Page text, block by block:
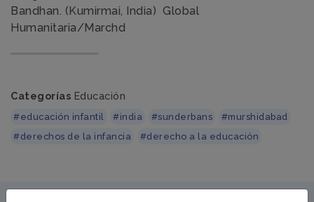
Bandhan. (Kumirmai, India) Global
Humanitaria/Marchd
Categorías Educación
#educación infantil #india #sunderbans
#murshidabad
#derechos de la infancia
#derecho a la educación